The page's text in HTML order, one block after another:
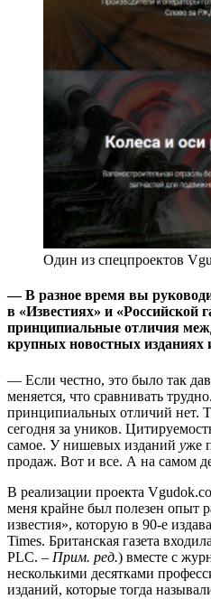
Один из спецпроектов
— В разное время вы
в «Известиях» и «Российской
принципиальные отличия
крупных новостных изданиях
— Если честно, это было так
меняется, что сравнивать
принципиальных отличий нет.
сегодня за уников.
самое. У нишевых изданий уже
продаж. Вот и все. А на самом
В реализации проекта
меня крайне был полезен опыт
известия», которую в 90-е
Times. Британская газета
PLC. – Прим. ред.) вместе с
несколькими десятками
изданий, которые тогда